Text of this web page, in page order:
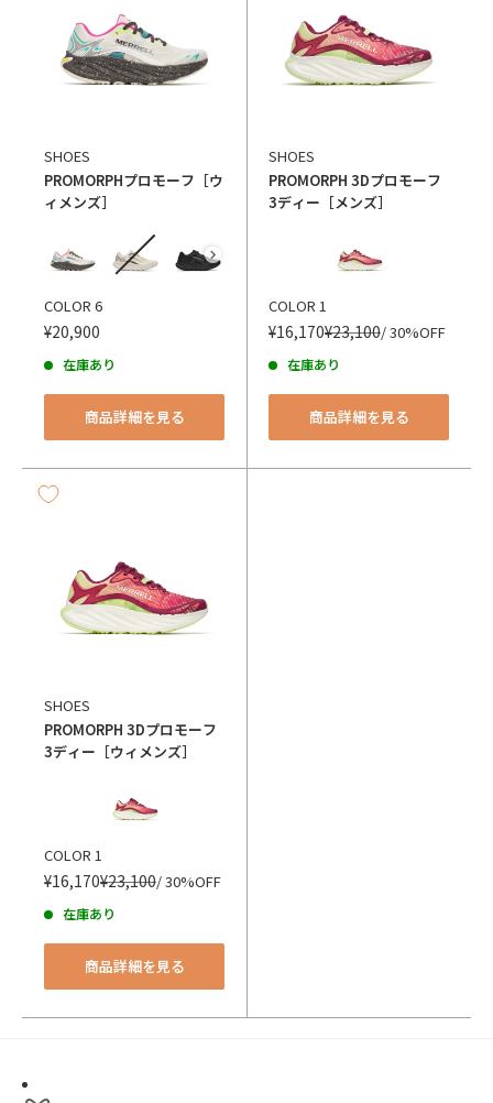
SHOES
PROMORPHプロモーフ［ウ
ィメンズ］
COLOR 6
¥20,900
在庫あり
商品詳細を見る
SHOES
PROMORPH 3Dプロモーフ
3ディー［メンズ］
COLOR 1
¥16,170¥23,100/ 30%OFF
在庫あり
商品詳細を見る
SHOES
PROMORPH 3Dプロモーフ
3ディー［ウィメンズ］
COLOR 1
¥16,170¥23,100/ 30%OFF
在庫あり
商品詳細を見る